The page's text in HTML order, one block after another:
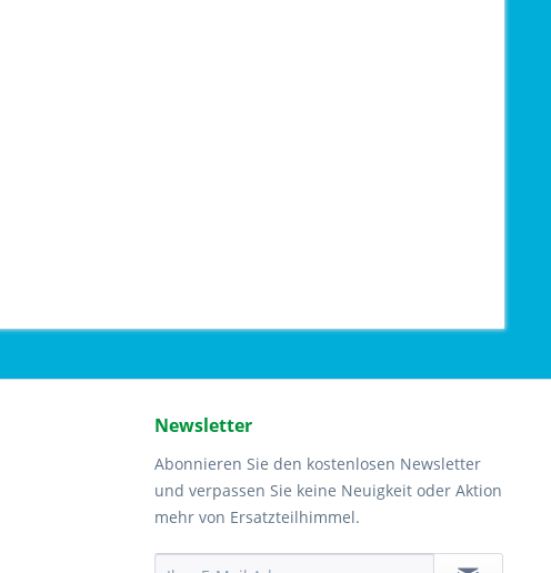
Newsletter
Abonnieren Sie den kostenlosen Newsletter
und verpassen Sie keine Neuigkeit oder Aktion
mehr von Ersatzteilhimmel.